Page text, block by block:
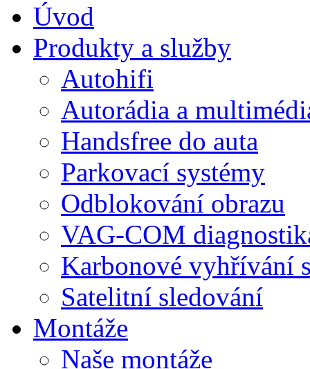
Úvod
Produkty a služby
Autohifi
Autorádia a
Handsfree do auta
Parkovací systémy
Odblokování obrazu
VAG-COM
Karbonové vyhřívání
Satelitní sledování
Montáže
Naše montáže